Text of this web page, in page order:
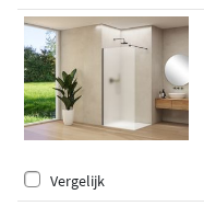
Vergelijk